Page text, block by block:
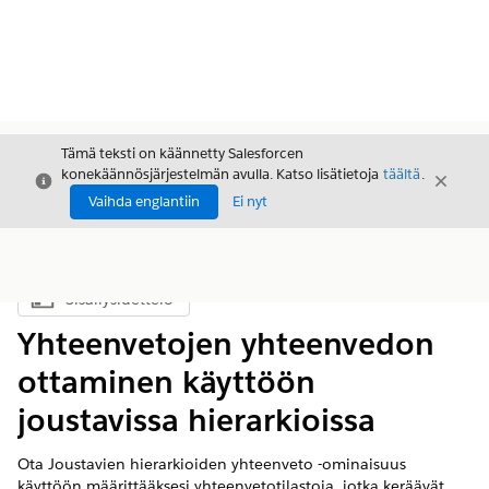
Sulje
Tämä teksti on käännetty Salesforcen
konekäännösjärjestelmän avulla. Katso lisätietoja täältä.
Vaihda englantiin
Ei nyt
Sulje
Näytä sisällysluettelo
Sisällysluettelo
Yhteenvetojen yhteenvedon
ottaminen käyttöön
joustavissa hierarkioissa
Ota Joustavien hierarkioiden yhteenveto -ominaisuus